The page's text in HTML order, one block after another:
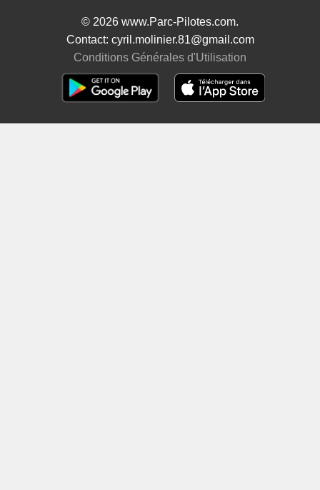
© 2026 www.Parc-Pilotes.com.
Contact: cyril.molinier.81@gmail.com
Conditions Générales d'Utilisation